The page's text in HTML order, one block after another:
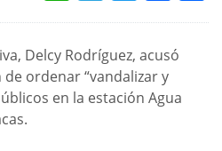
Delcy Rodríguez, acusó
ordenar “vandalizar y
en la estación Agua